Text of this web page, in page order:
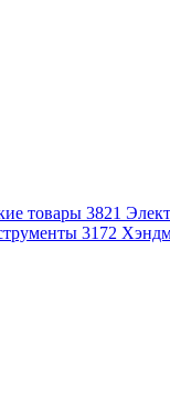
товары 3821
3172